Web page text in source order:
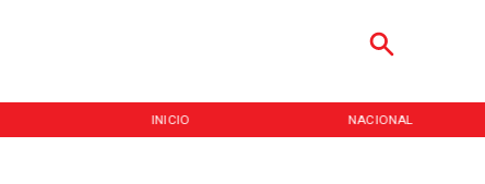
INICIO NACIONAL